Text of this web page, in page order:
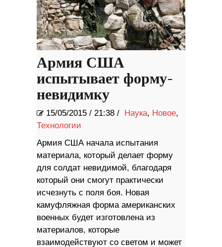
Армия США
испытывает форму-
невидимку
15/05/2015 / 21:38 / Наука, Новое,
Технологии
Армия США начала испытания
материала, который делает форму
для солдат невидимой, благодаря
который они смогут практически
исчезнуть с поля боя. Новая
камуфляжная форма американских
военных будет изготовлена из
материалов, которые
взаимодействуют со светом и может